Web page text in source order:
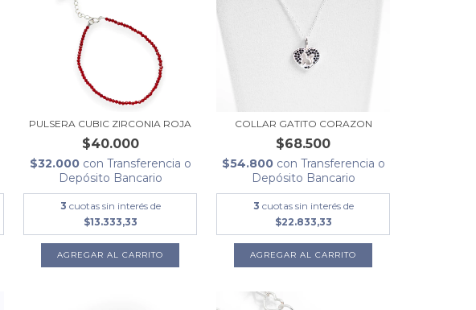
PULSERA CUBIC ZIRCONIA ROJA
$40.000
$32.000 con Transferencia o
Depósito Bancario
3 cuotas sin interés de
$13.333,33
COLLAR GATITO CORAZON
$68.500
$54.800 con Transferencia o
Depósito Bancario
3 cuotas sin interés de
$22.833,33